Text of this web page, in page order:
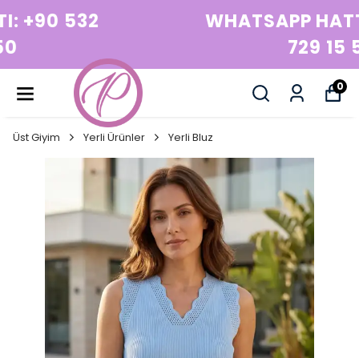
WHATSAPP HATTI: +90 532
0
Üst Giyim Yerli Ürünler Yerli Bluz